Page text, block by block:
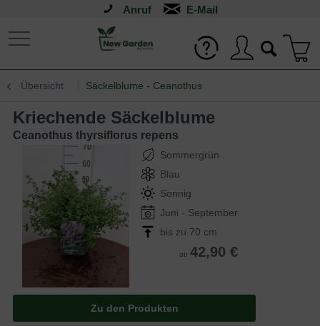
Anruf
Übersicht Säckelblume - Ceanothus
Kriechende Säckelblume
Ceanothus thyrsiflorus repens
Sommergrün
Blau
Sonnig
Juni - September
bis zu 70 cm
ab 42,90 €
Zu den Produkten